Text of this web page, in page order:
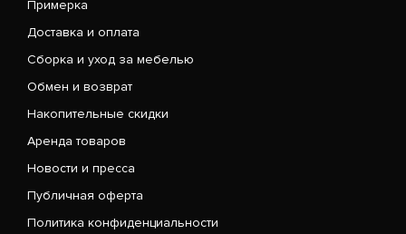
Примерка
Доставка и оплата
Сборка и уход за мебелью
Обмен и возврат
Накопительные скидки
Аренда товаров
Новости и пресса
Публичная оферта
Политика конфиденциальности